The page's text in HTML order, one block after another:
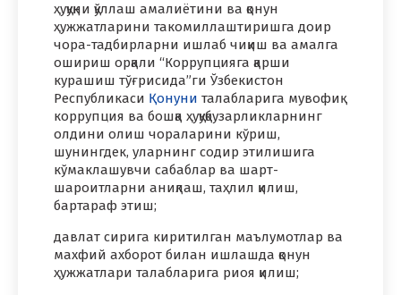
ҳуқуқни қўллаш амалиётини ва қонун
ҳужжатларини такомиллаштиришга доир
чора-тадбирларни ишлаб чиқиш ва амалга
ошириш орқали “Коррупцияга қарши
курашиш тўғрисида”ги Ўзбекистон
Республикаси Қонуни талабларига мувофиқ
коррупция ва бошқа ҳуқуқбузарликларнинг
олдини олиш чораларини кўриш,
шунингдек, уларнинг содир этилишига
кўмаклашувчи сабаблар ва шарт-
шароитларни аниқлаш, таҳлил қилиш,
бартараф этиш;
давлат сирига киритилган маълумотлар ва
махфий ахборот билан ишлашда қонун
ҳужжатлари талабларига риоя қилиш;